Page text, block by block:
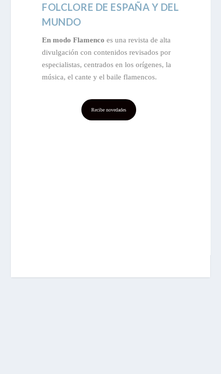
FOLCLORE DE ESPAÑA Y DEL
MUNDO
En modo Flamenco es una revista de alta
divulgación con contenidos revisados por
especialistas, centrados en los orígenes, la
música, el cante y el baile flamencos.
Recibe novedades